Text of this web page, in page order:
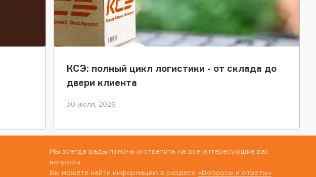
КСЭ: полный цикл логистики - от склада до
двери клиента
30 июля, 2026
Мы всегда рады помочь и ответить на все интересующие вас
вопросы.
Вы можете найти информацию в разделе «Вопросы и ответы»